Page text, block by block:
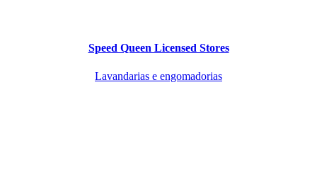
Speed Queen Licensed Stores
Lavandarias e engomadorias